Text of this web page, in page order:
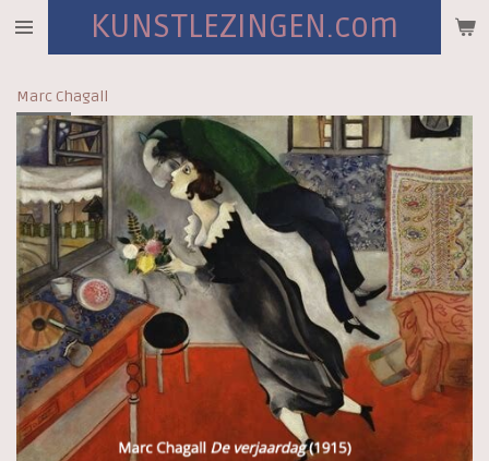
Ga
de
hoofdinhoud
KUNSTLEZINGEN.com
Marc Chagall